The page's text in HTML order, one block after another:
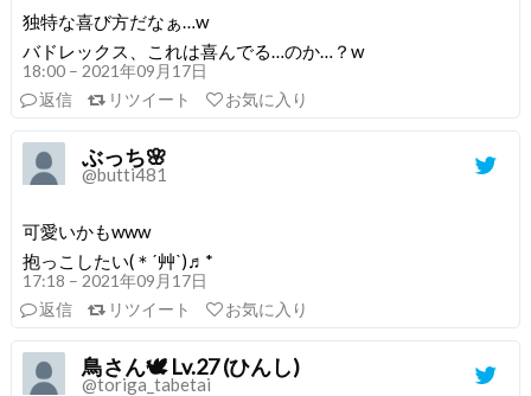
独特な喜び方だなぁ…w
バドレックス、これは喜んでる…のか…？w
18:00 – 2021年09月17日
返信
リツイート お気に入り
ぶっち🌸
@butti481
可愛いかもwww
抱っこしたい(＊ˊ艸ˋ)♬*
17:18 – 2021年09月17日
返信
リツイート お気に入り
鳥さん🕊 Lv.27 (ひんし)
@toriga_tabetai